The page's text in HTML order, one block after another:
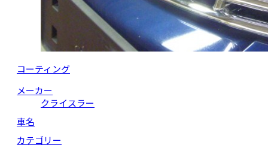
コーティング
メーカー
クライスラー
車名
カテゴリー